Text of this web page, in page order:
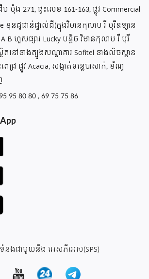
ម៉ុង 271, ផ្ទះលេខ 161-163, ផ្លូវ Commercial
ខុនដូជាន់ផ្ទាល់ដី(ក្នុងវិមានកុលាប រឺ បុរីឧទ្យាន
B ហួសផ្សារ Lucky បន្តិច វិមានកុលាប រឺ បុរី
តនៅខាងត្បួងសណ្ឋាគារ Sofitel ខាងលិចស្ពាន
េជ្រ ផ្លូវ Acacia, សង្កាត់ទន្លេបាសាក់, ខ័ណ្ទ
95 80 80 , 69 75 75 86
នងជាមួយនឹង អេសភីអេស(SPS)